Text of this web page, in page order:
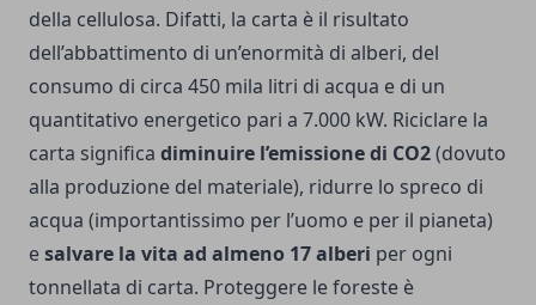
della cellulosa. Difatti, la carta è il risultato
dell’abbattimento di un’enormità di alberi, del
consumo di circa 450 mila litri di acqua e di un
quantitativo energetico pari a 7.000 kW. Riciclare la
carta significa diminuire l’emissione di CO2(dovuto
alla produzione del materiale), ridurre lo spreco di
acqua (importantissimo per l’uomo e per il pianeta)
esalvare la vita ad almeno 17 alberi per ogni
tonnellata di carta. Proteggere le foreste è